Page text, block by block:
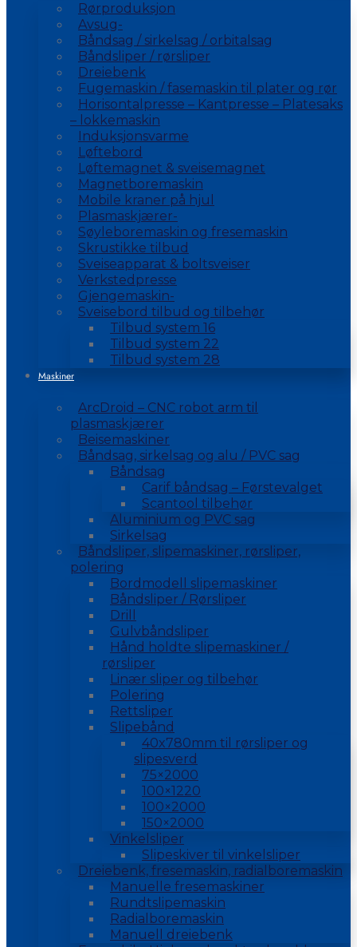
Rørproduksjon
Avsug-
Båndsag / sirkelsag / orbitalsag
Båndsliper / rørsliper
Dreiebenk
Fugemaskin / fasemaskin til plater og rør
Horisontalpresse – Kantpresse – Platesaks
– lokkemaskin
Induksjonsvarme
Løftebord
Løftemagnet & sveisemagnet
Magnetboremaskin
Mobile kraner på hjul
Plasmaskjærer-
Søyleboremaskin og fresemaskin
Skrustikke tilbud
Sveiseapparat & boltsveiser
Verkstedpresse
Gjengemaskin-
Sveisebord tilbud og tilbehør
Tilbud system 16
Tilbud system 22
Tilbud system 28
Maskiner
ArcDroid – CNC robot arm til
plasmaskjærer
Beisemaskiner
Båndsag, sirkelsag og alu / PVC sag
Båndsag
Carif båndsag – Førstevalget
Scantool tilbehør
Aluminium og PVC sag
Sirkelsag
Båndsliper, slipemaskiner, rørsliper,
polering
Bordmodell slipemaskiner
Båndsliper / Rørsliper
Drill
Gulvbåndsliper
Hånd holdte slipemaskiner /
rørsliper
Linær sliper og tilbehør
Polering
Rettsliper
Slipebånd
40x780mm til rørsliper og
slipesverd
75×2000
100×1220
100×2000
150×2000
Vinkelsliper
Slipeskiver til vinkelsliper
Dreiebenk, fresemaskin, radialboremaskin
Manuelle fresemaskiner
Rundtslipemaskin
Radialboremaskin
Manuell dreiebenk